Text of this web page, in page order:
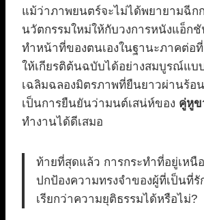
แม้ว่าภาพยนตร์จะไม่ได้พยายามฉีก
นวัตกรรมใหม่ให้กับวงการหนังแอ็ก
ทำหน้าที่ของตนเองในฐานะภาคต่อ
ให้เกียรติต้นฉบับได้อย่างสมบูรณ์แบ
เฉลิมฉลองมิตรภาพที่ยืนยาวผ่านร้อ
เป็นการยืนยันว่ามนต์เสน่ห์ของ คู่หูข
ทำงานได้ดีเสมอ
ท้ายที่สุดแล้ว การกระทำที่อยู่เหนื
ปกป้องความทรงจำของผู้ที่เป็นที่รั
เรียกว่าความยุติธรรมได้หรือไม่?